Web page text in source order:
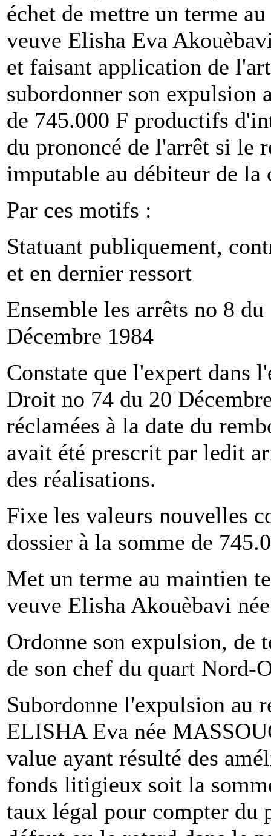
échet de mettre un terme
veuve Elisha Eva
et faisant application de
subordonner son expulsion
de 745.000 F productifs
du prononcé de l'arrêt si le
imputable au débiteur de la
Par ces motifs :
Statuant publiquement,
et en dernier ressort
Ensemble les arrêts no 8
Décembre 1984
Constate que l'expert dans
Droit no 74 du 20
réclamées à la date du
avait été prescrit par ledit
des réalisations.
Fixe les valeurs nouvelles
dossier à la somme de
Met un terme au maintien
veuve Elisha Akouèbavi
Ordonne son expulsion, de
de son chef du quart Nord-
Subordonne l'expulsion au
ELISHA Eva née
value ayant résulté des
fonds litigieux soit la
taux légal pour compter du